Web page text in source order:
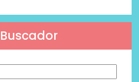
Buscador